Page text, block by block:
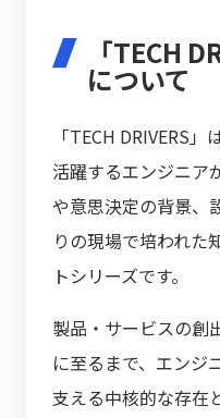
「TECH
について
「TECH DRIVERS
活躍するエンジニア
や意思決定の背景、
りの現場で培われた
トシリーズです。
製品・サービスの創
に至るまで、エンジ
支える中核的な存在